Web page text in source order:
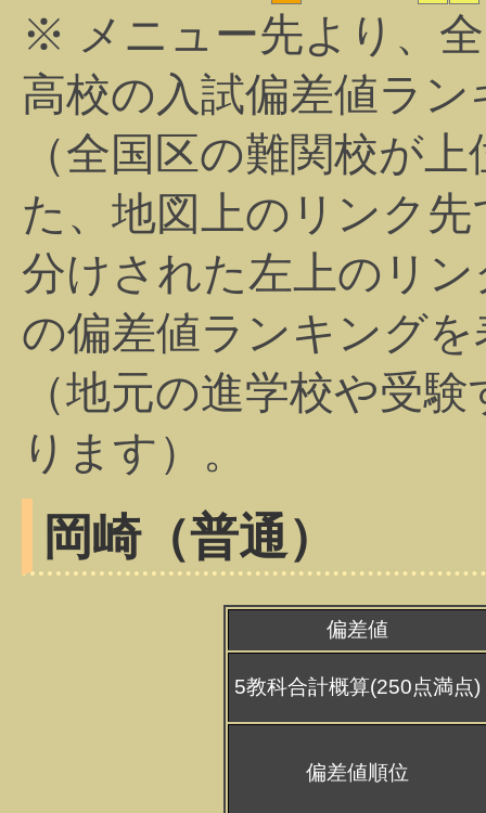
※ メニュー先より、
高校の入試偏差値ラ
（全国区の難関校が
た、地図上のリンク
分けされた左上のリ
の偏差値ランキング
（地元の進学校や受
ります）。
岡崎（普通）
偏差値
5教科合計概算(250点満点)
偏差値順位